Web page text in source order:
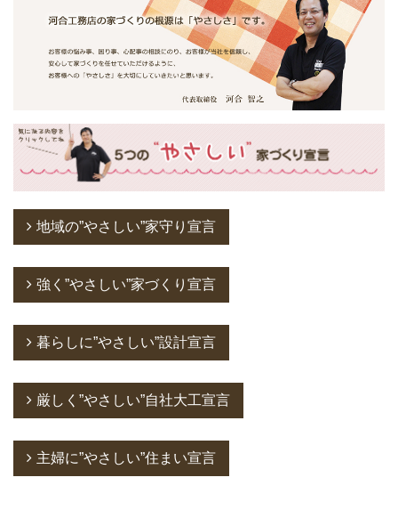
地域の”やさしい”家守り宣言
強く”やさしい”家づくり宣言
暮らしに”やさしい”設計宣言
厳しく”やさしい”自社大工宣言
主婦に”やさしい”住まい宣言